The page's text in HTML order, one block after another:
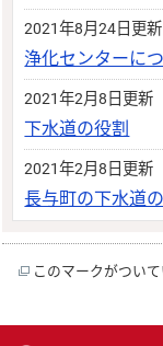
2021年8月24日更新
浄化センターに
2021年2月8日更新
下水道の役割
2021年2月8日更新
長与町の下水道
このマークがつい